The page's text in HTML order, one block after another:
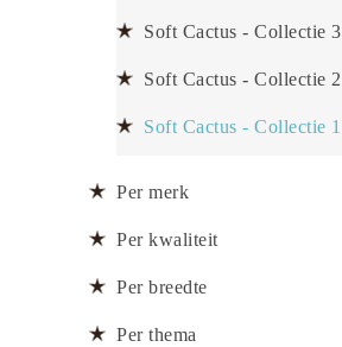
Soft Cactus - Collectie 3
Soft Cactus - Collectie 2
Soft Cactus - Collectie 1
Per merk
Per kwaliteit
Per breedte
Per thema